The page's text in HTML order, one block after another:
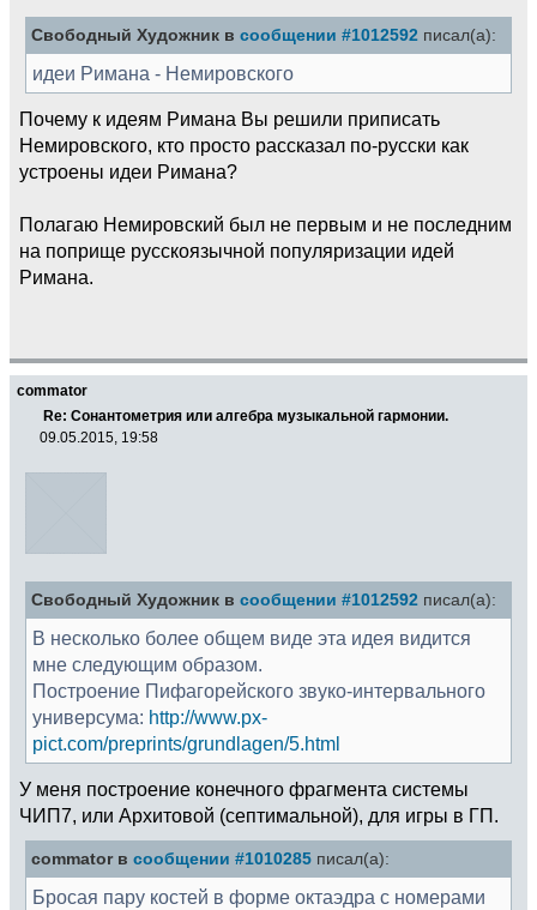
Свободный Художник в сообщении #1012592 писал(а):
идеи Римана - Немировского
Почему к идеям Римана Вы решили приписать
Немировского, кто просто рассказал по-русски как
устроены идеи Римана?
Полагаю Немировский был не первым и не последним
на поприще русскоязычной популяризации идей
Римана.
commator
Re: Сонантометрия или алгебра музыкальной гармонии.
09.05.2015, 19:58
Свободный Художник в сообщении #1012592 писал(а):
В несколько более общем виде эта идея видится
мне следующим образом.
Построение Пифагорейского звуко-интервального
универсума: http://www.px-
pict.com/preprints/grundlagen/5.html
У меня построение конечного фрагмента системы
ЧИП7, или Архитовой (септимальной), для игры в ГП.
commator в сообщении #1010285 писал(а):
Бросая пару костей в форме октаэдра с номерами